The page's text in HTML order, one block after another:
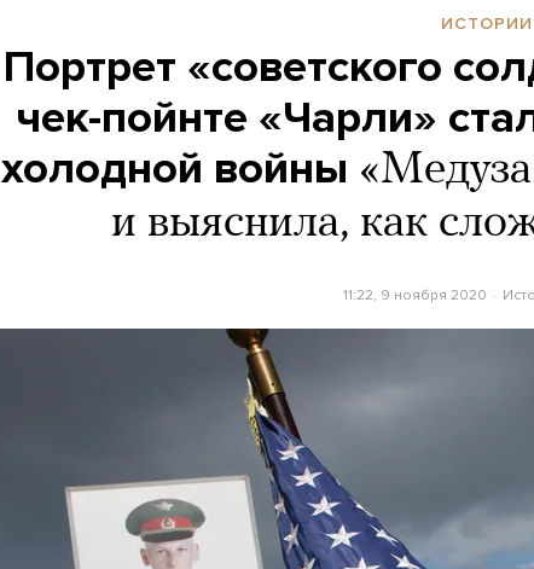
ИСТОРИИ
Портрет «советского
чек-пойнте «Чарли»
холодной войны
и выяснила, как
11:22, 9 ноября 2020